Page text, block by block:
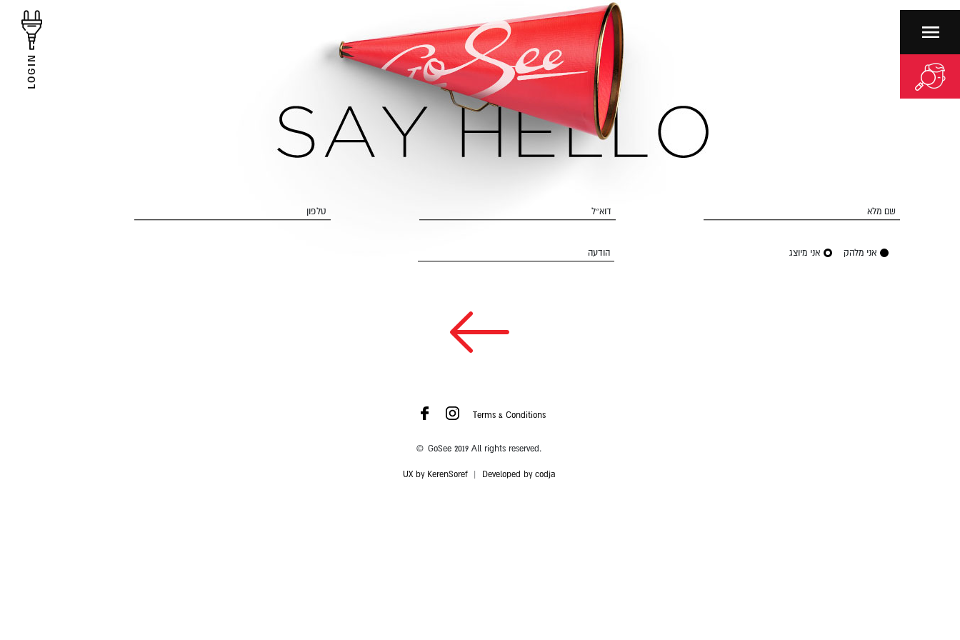
LOGIN
שם מלא דוא״ל טלפון
אני מלהק אני מיוצג הודעה
Terms & Conditions
© GoSee 2019 All rights reserved.
UX by KerenSoref| Developed by codja